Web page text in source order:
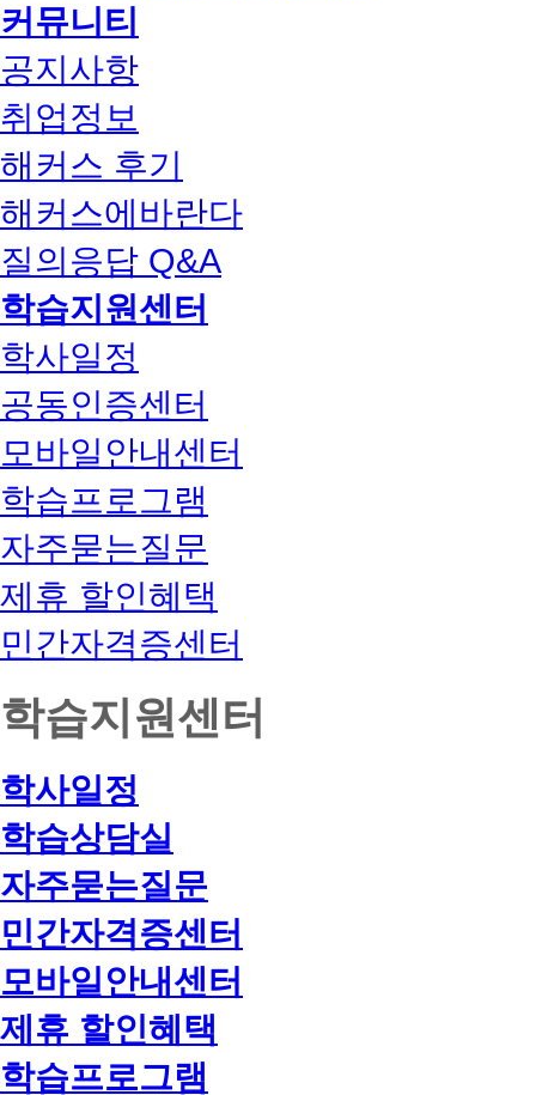
커뮤니티
공지사항
취업정보
해커스 후기
해커스에바란다
질의응답 Q&A
학습지원센터
학사일정
공동인증센터
모바일안내센터
학습프로그램
자주묻는질문
제휴 할인혜택
민간자격증센터
학습지원센터
학사일정
학습상담실
자주묻는질문
민간자격증센터
모바일안내센터
제휴 할인혜택
학습프로그램